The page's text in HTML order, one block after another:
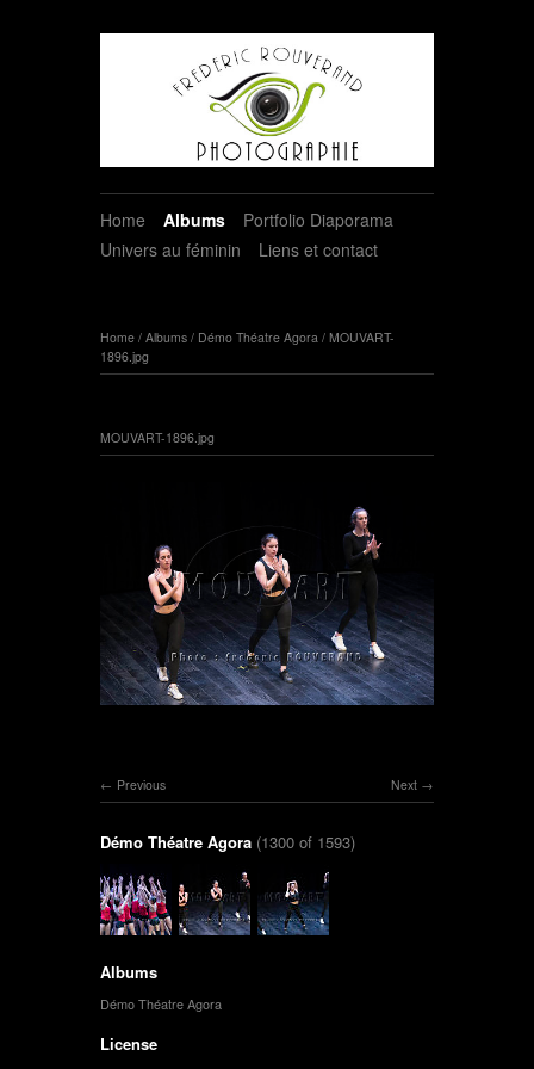
Home Albums
Portfolio Diaporama
Univers au féminin
Liens et contact
Home / Albums / Démo Théatre Agora / MOUVART-
1896.jpg
MOUVART-1896.jpg
Next
Previous
Démo Théatre Agora (1300 of 1593)
Albums
Démo Théatre Agora
License